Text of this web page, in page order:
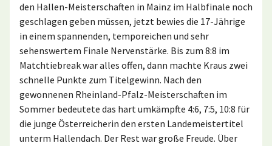
den Hallen-Meisterschaften in Mainz im Halbfinale noch
geschlagen geben müssen, jetzt bewies die 17-Jährige
in einem spannenden, temporeichen und sehr
sehenswertem Finale Nervenstärke. Bis zum 8:8 im
Matchtiebreak war alles offen, dann machte Kraus zwei
schnelle Punkte zum Titelgewinn. Nach den
gewonnenen Rheinland-Pfalz-Meisterschaften im
Sommer bedeutete das hart umkämpfte 4:6, 7:5, 10:8 für
die junge Österreicherin den ersten Landemeistertitel
unterm Hallendach. Der Rest war große Freude. Über